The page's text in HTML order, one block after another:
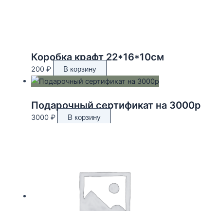
Коробка крафт 22*16*10см
200 ₽ В корзину
Подарочный сертификат на 3000р
3000 ₽ В корзину